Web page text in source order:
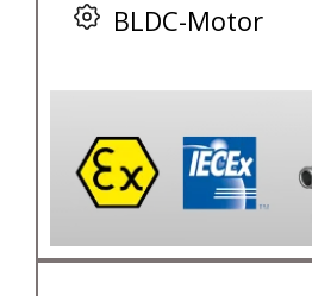
BLDC-Motor